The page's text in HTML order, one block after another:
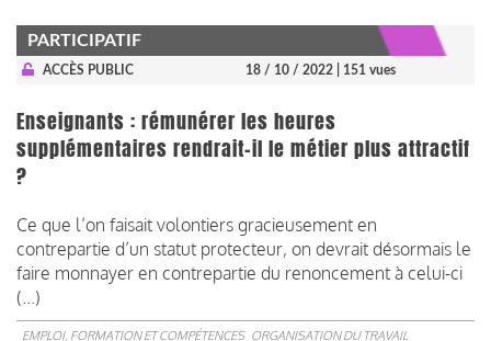
PARTICIPATIF
ACCÈS PUBLIC 18 / 10 / 2022 | 151 vues
Enseignants : rémunérer les heures
supplémentaires rendrait-il le métier plus attractif
?
Ce que l’on faisait volontiers gracieusement en
contrepartie d’un statut protecteur, on devrait désormais le
faire monnayer en contrepartie du renoncement à celui-ci
(...)
EMPLOI, FORMATION ET COMPÉTENCES ORGANISATION DU TRAVAIL